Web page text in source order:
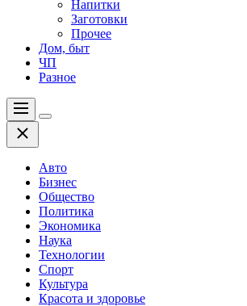
Напитки
Заготовки
Прочее
Дом, быт
ЧП
Разное
Меню
Цвет
Закрыть
Авто
Бизнес
Общество
Политика
Экономика
Наука
Технологии
Спорт
Культура
Красота и здоровье